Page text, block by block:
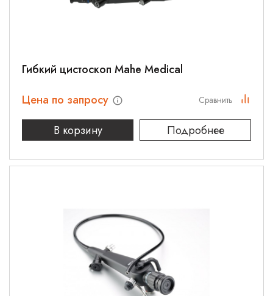
Гибкий цистоскоп Mahe Medical
Цена по запросу
В корзину
Подробнее
Сравнить